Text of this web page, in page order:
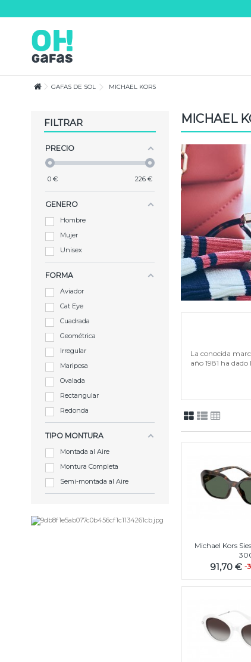
Lorem ipsum dolor sit amet, consectetur adipisicing elit, sed do
magna aliqua. Ut enim ad minim veniam, quis nostrud exercitation
consequat.
GAFAS DE SOL MICHAEL KORS
FILTRAR
PRECIO
0 € 226 €
GENERO
Hombre
Mujer
Unisex
FORMA
Aviador
Cat Eye
Cuadrada
Geométrica
Irregular
Mariposa
Ovalada
Rectangular
Redonda
TIPO MONTURA
Montada al Aire
Montura Completa
Semi-montada al Aire
MICHAEL
La conocida
año 1981 ha
Michael Kors
91,70 € -